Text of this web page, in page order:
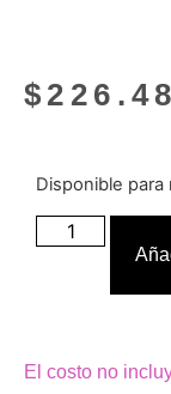
$ 226.48
Disponible para
El costo no